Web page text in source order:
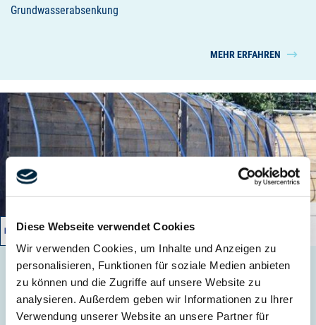
Diese Webseite verwendet Cookies
Wir verwenden Cookies, um Inhalte und Anzeigen zu
personalisieren, Funktionen für soziale Medien anbieten
zu können und die Zugriffe auf unsere Website zu
analysieren. Außerdem geben wir Informationen zu Ihrer
Verwendung unserer Website an unsere Partner für
Grundwasserabsenkung
MEHR ERFAHREN
08/2011 – 08/2011
Alfred-Kowalke-Straße
Grundwasserabsenkung